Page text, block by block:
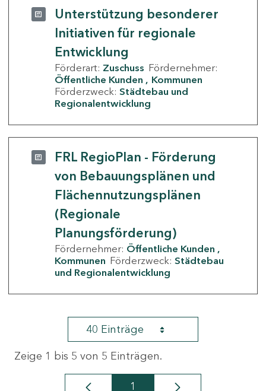
Unterstützung besonderer
Initiativen für regionale
Entwicklung
Förderart: Zuschuss Fördernehmer:
Öffentliche Kunden
Kommunen
Förderzweck: Städtebau und
Regionalentwicklung
FRL RegioPlan - Förderung
von Bebauungsplänen und
Flächennutzungsplänen
(Regionale
Planungsförderung)
Fördernehmer: Öffentliche Kunden
Kommunen Förderzweck: Städtebau
und Regionalentwicklung
40 Einträge
Zeige 1 bis 5 von 5 Einträgen.
1